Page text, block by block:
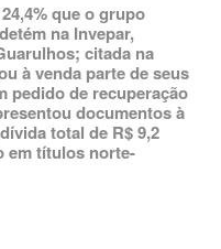
que o grupo
na Invepar,
citada na
à venda parte de seus
pedido de recuperação
documentos à
total de R$ 9,2
em títulos norte-